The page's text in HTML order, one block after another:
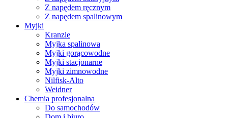
Z napędem ręcznym
Z napędem spalinowym
Myjki
Kranzle
Myjka spalinowa
Myjki gorącowodne
Myjki stacjonarne
Myjki zimnowodne
Nilfisk-Alto
Weidner
Chemia profesjonalna
Do samochodów